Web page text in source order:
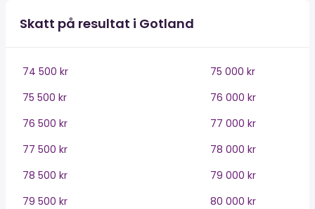
Skatt på resultat i Gotland
74 500 kr
75 000 kr
75 500 kr
76 000 kr
76 500 kr
77 000 kr
77 500 kr
78 000 kr
78 500 kr
79 000 kr
79 500 kr
80 000 kr